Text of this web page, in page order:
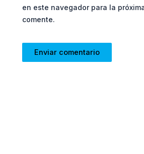
en este navegador para la
comente.